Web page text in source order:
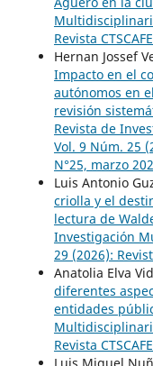
Revista
Hernan Jossef
Impacto en el
autónomos en
revisión
Revista de
Vol. 9 Núm. 25
N°25, marzo
Luis Antonio
criolla y el
lectura de
Investigación
29 (2026):
Anatolia Elva
diferentes
entidades
Revista